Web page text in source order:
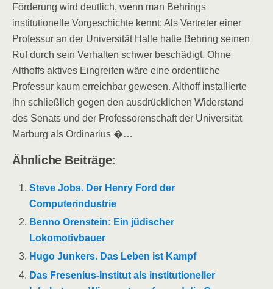
Förderung wird deutlich, wenn man Behrings
institutionelle Vorgeschichte kennt: Als Vertreter einer
Professur an der Universität Halle hatte Behring seinen
Ruf durch sein Verhalten schwer beschädigt. Ohne
Althoffs aktives Eingreifen wäre eine ordentliche
Professur kaum erreichbar gewesen. Althoff installierte
ihn schließlich gegen den ausdrücklichen Widerstand
des Senats und der Professorenschaft der Universität
Marburg als Ordinarius �…
Ähnliche Beiträge:
Steve Jobs. Der Henry Ford der
Computerindustrie
Benno Orenstein: Ein jüdischer
Lokomotivbauer
Hugo Junkers. Das Leben ist Kampf
Das Fresenius-Institut als institutioneller